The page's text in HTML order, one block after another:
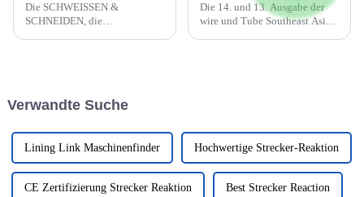
Die SCHWEISSEN &
SCHNEIDEN, die
Beschichtungstechnik wird
Die 14. und 13. Ausgabe der
wire und Tube Southeast Asia
Verwandte Suche
Lining Link Maschinenfinder Hochwertige Strecker-Reaktion
CE Zertifizierung Strecker Reaktion Best Strecker Reaction